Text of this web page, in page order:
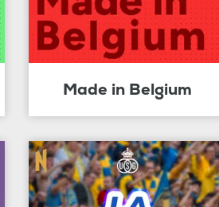
Made in Belgium